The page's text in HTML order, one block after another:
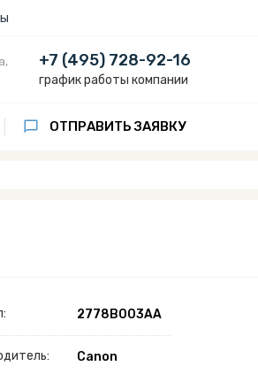
+7 (495) 728-92-16
график работы компании
ОТПРАВИТЬ ЗАЯВКУ
2778B003AA
Canon